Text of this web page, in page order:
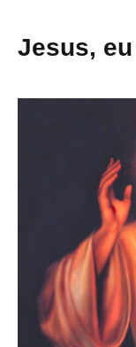
Jesus,